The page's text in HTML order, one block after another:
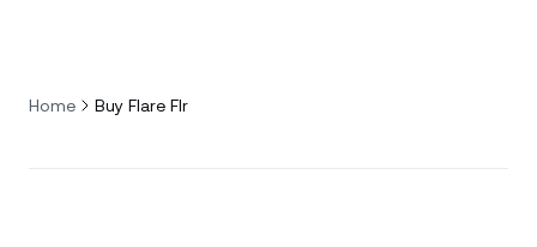
Home Buy Flare Flr